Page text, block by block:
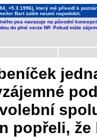
+5.3.1996), který mě přivedl k
Bart zatím neumí napodobit.
psa navazuje na původní
do plné verze NP. Pokud máte
popřeli,